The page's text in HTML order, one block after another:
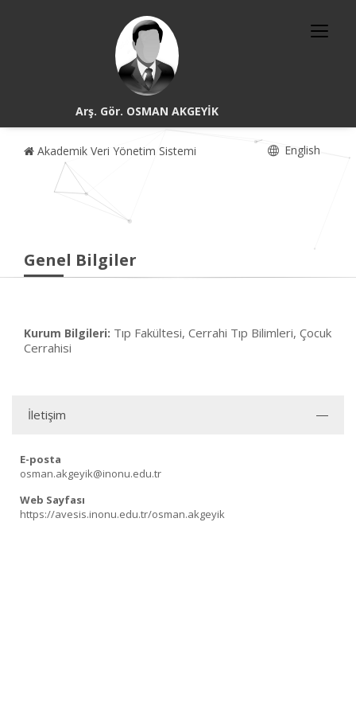
Arş. Gör. OSMAN AKGEYİK
Akademik Veri Yönetim Sistemi English
Genel Bilgiler
Kurum Bilgileri: Tıp Fakültesi, Cerrahi Tıp Bilimleri, Çocuk
Cerrahisi
İletişim
E-posta
osman.akgeyik@inonu.edu.tr
Web Sayfası
https://avesis.inonu.edu.tr/osman.akgeyik